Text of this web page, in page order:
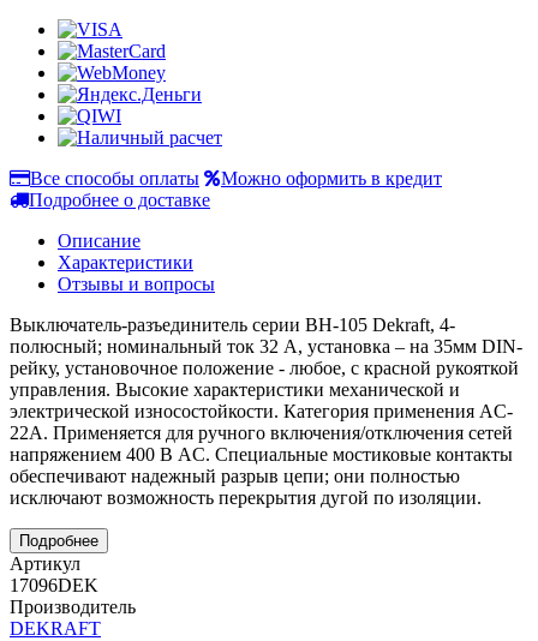
Все способы оплаты
Можно оформить в кредит
Подробнее о доставке
Описание
Характеристики
Отзывы и вопросы
Выключатель-разъединитель серии ВН-105 Dekraft, 4-
полюсный; номинальный ток 32 А, установка – на 35мм DIN-
рейку, установочное положение - любое, с красной рукояткой
управления. Высокие характеристики механической и
электрической износостойкости. Категория применения AC-
22A. Применяется для ручного включения/отключения сетей
напряжением 400 В AC. Специальные мостиковые контакты
обеспечивают надежный разрыв цепи; они полностью
исключают возможность перекрытия дугой по изоляции.
Подробнее
Артикул
17096DEK
Производитель
DEKRAFT